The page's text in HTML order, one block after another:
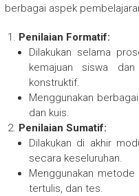
berbagai aspek
Penilaian Formatif:
Dilakukan selama
kemajuan siswa
konstruktif.
Menggunakan
dan kuis.
Penilaian Sumatif:
Dilakukan di akhir
secara keseluruhan.
Menggunakan
tertulis, dan tes.